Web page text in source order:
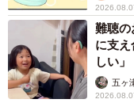
難聴
に支
しい」
五ヶ